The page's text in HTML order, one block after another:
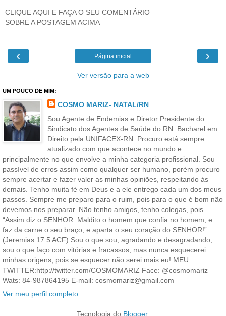
CLIQUE AQUI E FAÇA O SEU COMENTÁRIO
SOBRE A POSTAGEM ACIMA
‹ ›
Página inicial
Ver versão para a web
UM POUCO DE MIM:
COSMO MARIZ- NATAL/RN
Sou Agente de Endemias e Diretor Presidente do
Sindicato dos Agentes de Saúde do RN. Bacharel em
Direito pela UNIFACEX-RN. Procuro está sempre
atualizado com que acontece no mundo e
principalmente no que envolve a minha categoria profissional. Sou
passível de erros assim como qualquer ser humano, porém procuro
sempre acertar e fazer valer as minhas opiniões, respeitando às
demais. Tenho muita fé em Deus e a ele entrego cada um dos meus
passos. Sempre me preparo para o ruim, pois para o que é bom não
devemos nos preparar. Não tenho amigos, tenho colegas, pois
“Assim diz o SENHOR: Maldito o homem que confia no homem, e
faz da carne o seu braço, e aparta o seu coração do SENHOR!”
(Jeremias 17:5 ACF) Sou o que sou, agradando e desagradando,
sou o que faço com vitórias e fracassos, mas nunca esquecerei
minhas origens, pois se esquecer não serei mais eu! MEU
TWITTER:http://twitter.com/COSMOMARIZ Face: @cosmomariz
Wats: 84-987864195 E-mail: cosmomariz@gmail.com
Ver meu perfil completo
Tecnologia do Blogger.